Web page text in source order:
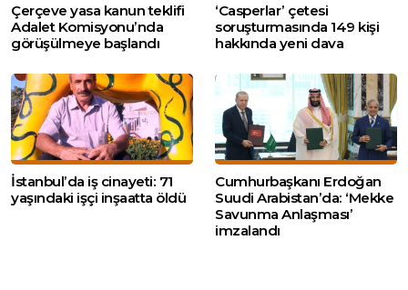
Çerçeve yasa kanun teklifi
Adalet Komisyonu’nda
görüşülmeye başlandı
‘Casperlar’ çetesi
soruşturmasında 149 kişi
hakkında yeni dava
İstanbul’da iş cinayeti: 71
yaşındaki işçi inşaatta öldü
Cumhurbaşkanı Erdoğan
Suudi Arabistan’da: ‘Mekke
Savunma Anlaşması’
imzalandı